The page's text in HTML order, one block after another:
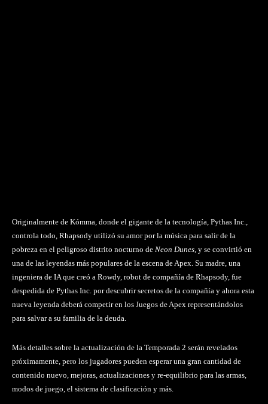
Originalmente de Kómma, donde el gigante de la tecnología, Pythas Inc.,
controla todo, Rhapsody utilizó su amor por la música para salir de la
pobreza en el peligroso distrito nocturno de Neon Dunes, y se convirtió en
una de las leyendas más populares de la escena de Apex. Su madre, una
ingeniera de IA que creó a Rowdy, robot de compañía de Rhapsody, fue
despedida de Pythas Inc. por descubrir secretos de la compañía y ahora esta
nueva leyenda deberá competir en los Juegos de Apex representándolos
para salvar a su familia de la deuda.
Más detalles sobre la actualización de la Temporada 2 serán revelados
próximamente, pero los jugadores pueden esperar una gran cantidad de
contenido nuevo, mejoras, actualizaciones y re-equilibrio para las armas,
modos de juego, el sistema de clasificación y más.